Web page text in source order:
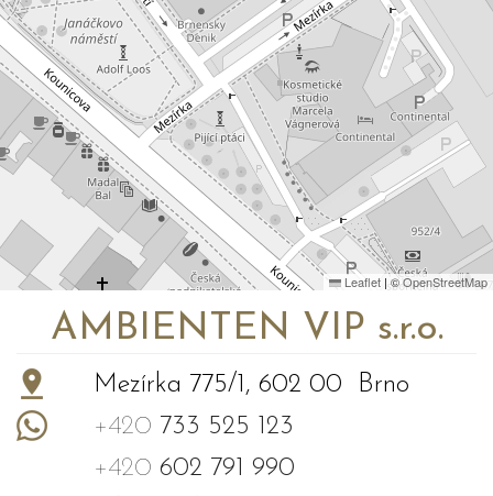
Leaflet |©OpenStreetMap
AMBIENTEN VIP s.r.o.
Mezírka 775/1, 602 00 Brno
+420 733 525 123
+420 602 791 990